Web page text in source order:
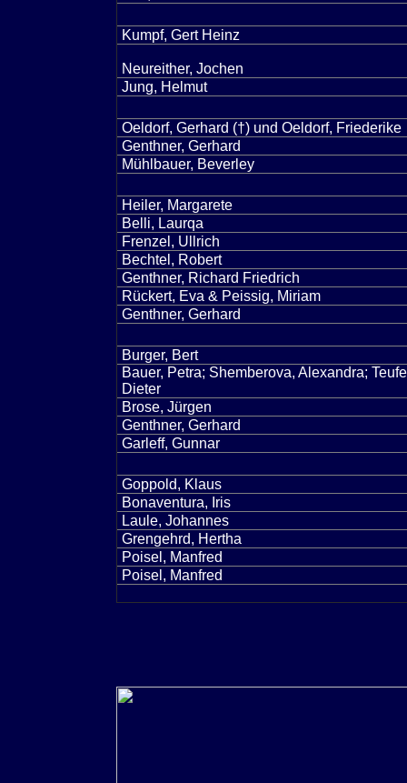
Kumpf, Gert Heinz
Neureither, Jochen
Jung, Helmut
Oeldorf, Gerhard (†) und Oeldorf, Friederike
Genthner, Gerhard
Mühlbauer, Beverley
Heiler, Margarete
Belli, Laurqa
Frenzel, Ullrich
Bechtel, Robert
Genthner, Richard Friedrich
Rückert, Eva & Peissig, Miriam
Genthner, Gerhard
Burger, Bert
Bauer, Petra; Shemberova, Alexandra;
Dieter
Brose, Jürgen
Genthner, Gerhard
Garleff, Gunnar
Goppold, Klaus
Bonaventura, Iris
Laule, Johannes
Grengehrd, Hertha
Poisel, Manfred
Poisel, Manfred